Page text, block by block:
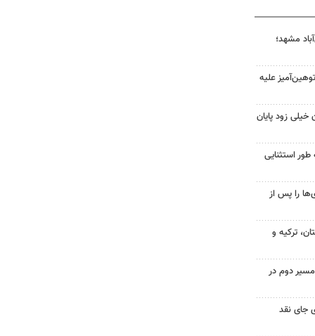
مشهد؛
علیه
خیلی زود پایان
طور استثنایی
را پس از
ترکیه و
دوم در
جای نقد